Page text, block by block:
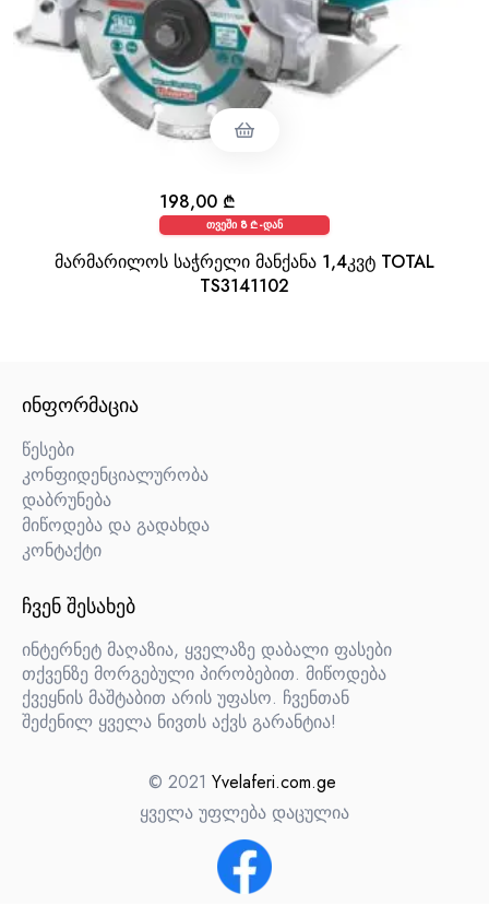
მარმარილოს საჭრელი მანქანა 1,4კვტ TOTAL
TS3141102
198,00 ₾
თვეში 8 ₾-დან
ᲘᲜᲤᲝᲠᲛᲐᲪᲘᲐ
წესები
კონფიდენციალურობა
დაბრუნება
მიწოდება და გადახდა
კონტაქტი
ᲩᲕᲔᲜ ᲨᲔᲡᲐᲮᲔᲑ
ინტერნეტ მაღაზია, ყველაზე დაბალი ფასები
თქვენზე მორგებული პირობებით. მიწოდება
ქვეყნის მაშტაბით არის უფასო. ჩვენთან
შეძენილ ყველა ნივთს აქვს გარანტია!
© 2021 Yvelaferi.com.ge
ყველა უფლება დაცულია